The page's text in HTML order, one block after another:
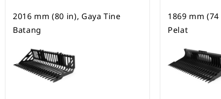
2016 mm (80 in), Gaya Tine
Batang
1869 mm
Pelat